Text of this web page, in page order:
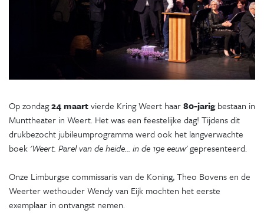
Op zondag24 maartvierde Kring Weert haar80-jarigbestaan in
Munttheater in Weert. Het was een feestelijke dag! Tijdens dit
drukbezocht jubileumprogramma werd ook het langverwachte
boek'Weert. Parel van de heide… in de 19e eeuw'gepresenteerd.
Onze Limburgse commissaris van de Koning, Theo Bovens en de
Weerter wethouder Wendy van Eijk mochten het eerste
exemplaar in ontvangst nemen.